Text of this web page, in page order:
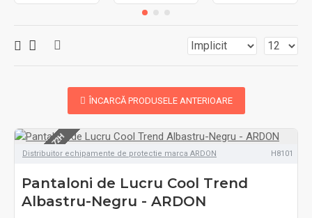
ÎNCARCĂ PRODUSELE ANTERIOARE
LIVRARE 48-72H
Distribuitor echipamente de protectie marca ARDON H8101
Pantaloni de Lucru Cool Trend
Albastru-Negru - ARDON